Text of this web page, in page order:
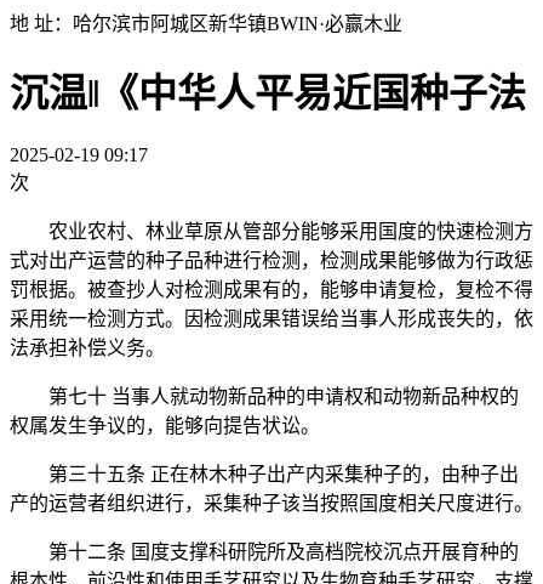
地 址：哈尔滨市阿城区新华镇BWIN·必赢木业
沉温‖《中华人平易近国种子法
2025-02-19 09:17
次
农业农村、林业草原从管部分能够采用国度的快速检测方
式对出产运营的种子品种进行检测，检测成果能够做为行政惩
罚根据。被查抄人对检测成果有的，能够申请复检，复检不得
采用统一检测方式。因检测成果错误给当事人形成丧失的，依
法承担补偿义务。
第七十 当事人就动物新品种的申请权和动物新品种权的
权属发生争议的，能够向提告状讼。
第三十五条 正在林木种子出产内采集种子的，由种子出
产的运营者组织进行，采集种子该当按照国度相关尺度进行。
第十二条 国度支撑科研院所及高档院校沉点开展育种的